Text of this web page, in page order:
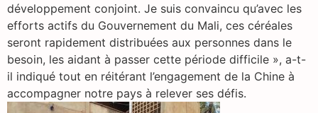
développement conjoint. Je suis convaincu qu’avec les
efforts actifs du Gouvernement du Mali, ces céréales
seront rapidement distribuées aux personnes dans le
besoin, les aidant à passer cette période difficile », a-t-
il indiqué tout en réitérant l’engagement de la Chine à
accompagner notre pays à relever ses défis.